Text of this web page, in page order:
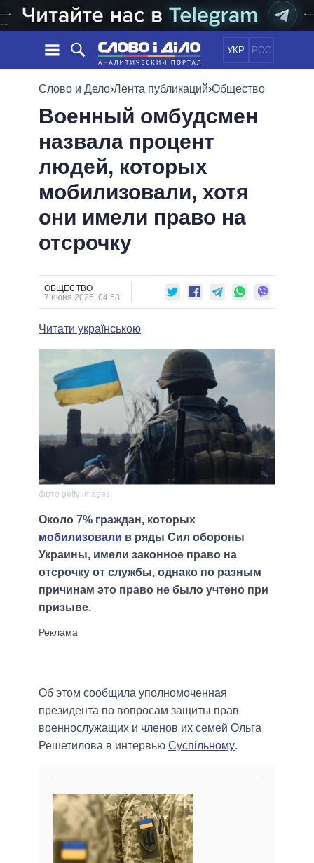
УКР РОС
НОВОСТИ
ЛЕНТА
СОБЫТИЯ
СТАТЬИ
МНЕНИЯ
ОБЗОРЫ
ДАЙДЖЕСТЫ
ПОЛИТИКА
ЭКОНОМИКА
ОБЩЕСТВО
МИР
ОБЕЩАНИЯ
ПОЛИТИКИ
ВСЕ ПОЛИТИКИ
ПРЕЗИДЕНТ И ОФИС
ВЕРХОВНАЯ РАДА
КАБИНЕТ МИНИСТРОВ
МЭРЫ
ВСЕ ПЕРСОНЫ
ИНФОГРАФИКА
ВИДЕО
ПОДДЕРЖАТЬ
СРАВНЕНИЕ ПОЛИТИКОВ
Слово и Дело›Лента публикаций›Общество
Военный омбудсмен
назвала процент
людей, которых
мобилизовали, хотя
они имели право на
отсрочку
ОБЩЕСТВО
7 июня 2026, 04:58
Читати українською
фото getty images
Около 7% граждан, которых
мобилизовали в ряды Сил обороны
Украины, имели законное право на
отсрочку от службы, однако по разным
причинам это право не было учтено при
призыве.
Об этом сообщила уполномоченная
президента по вопросам защиты прав
военнослужащих и членов их семей Ольга
Решетилова в интервью Суспільному.